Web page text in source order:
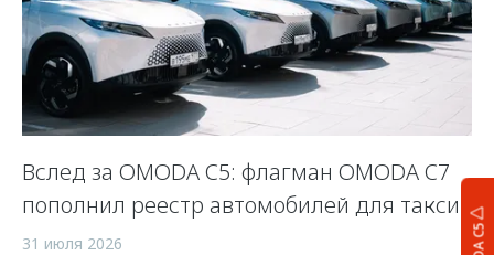
Вслед за OMODA C5: флагман OMODA C7
пополнил реестр автомобилей для такси
31 июля 2026